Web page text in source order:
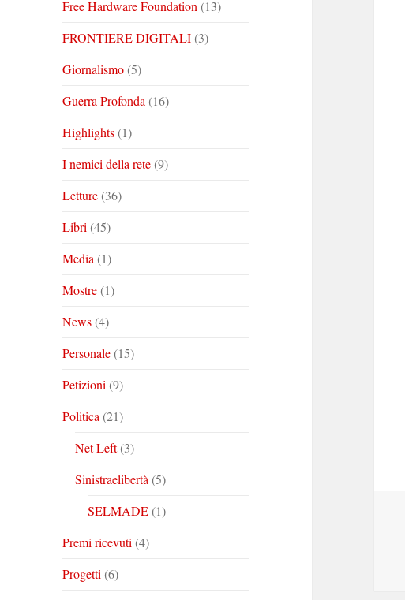
Free Hardware Foundation (13)
FRONTIERE DIGITALI(3)
Giornalismo(5)
Guerra Profonda (16)
Highlights(1)
I nemici della rete(9)
Letture(36)
Libri (45)
Media (1)
Mostre(1)
News(4)
Personale(15)
Petizioni (9)
Politica (21)
Net Left(3)
Sinistraelibertà (5)
SELMADE(1)
Premi ricevuti (4)
Progetti (6)